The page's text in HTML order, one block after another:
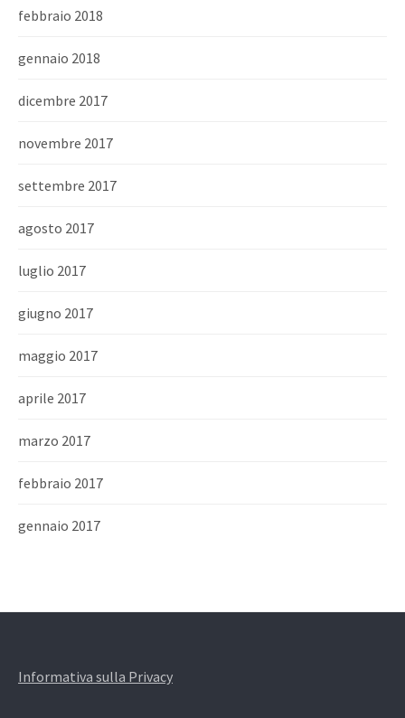
febbraio 2018
gennaio 2018
dicembre 2017
novembre 2017
settembre 2017
agosto 2017
luglio 2017
giugno 2017
maggio 2017
aprile 2017
marzo 2017
febbraio 2017
gennaio 2017
Informativa sulla Privacy